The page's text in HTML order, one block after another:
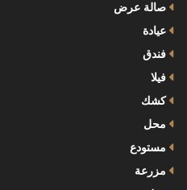
صالة عرض
عيادة
فندق
فيلا
كشك
محل
مستودع
مزرعة